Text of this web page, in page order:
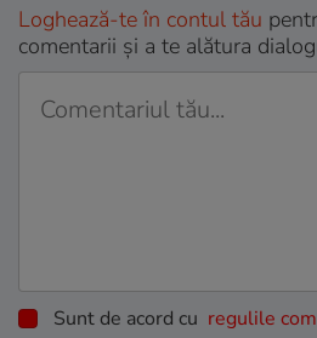
Loghează-te în contul tău
comentarii și a te alătura
Sunt de acord cu regulile